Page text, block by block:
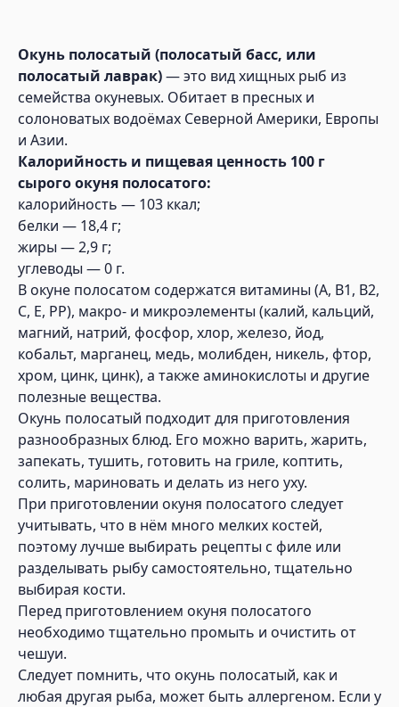
Окунь полосатый (полосатый басс, или
полосатый лаврак)— это вид хищных рыб из
семейства окуневых. Обитает в пресных и
солоноватых водоёмах Северной Америки, Европы
и Азии.
Калорийность и пищевая ценность 100 г
сырого окуня полосатого:
калорийность — 103 ккал;
белки — 18,4 г;
жиры — 2,9 г;
углеводы — 0 г.
В окуне полосатом содержатся витамины (A, B1, B2,
C, E, PP), макро- и микроэлементы (калий, кальций,
магний, натрий, фосфор, хлор, железо, йод,
кобальт, марганец, медь, молибден, никель, фтор,
хром, цинк, цинк), а также аминокислоты и другие
полезные вещества.
Окунь полосатый подходит для приготовления
разнообразных блюд. Его можно варить, жарить,
запекать, тушить, готовить на гриле, коптить,
солить, мариновать и делать из него уху.
При приготовлении окуня полосатого следует
учитывать, что в нём много мелких костей,
поэтому лучше выбирать рецепты с филе или
разделывать рыбу самостоятельно, тщательно
выбирая кости.
Перед приготовлением окуня полосатого
необходимо тщательно промыть и очистить от
чешуи.
Следует помнить, что окунь полосатый, как и
любая другая рыба, может быть аллергеном. Если у